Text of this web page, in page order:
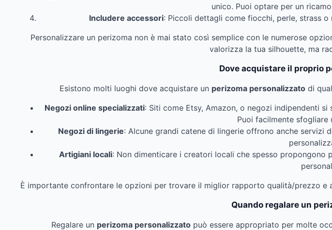
unico. Puoi optare per un
Includere accessori: Piccoli dettagli come fiocchi, perle, strass
Personalizzare un perizoma non è mai stato così semplice con le numerose
valorizza la tua silhouette, ma
Dove acquistare il proprio
Esistono molti luoghi dove acquistare un perizoma personalizzatodi
Negozi online specializzati: Siti come Etsy, Amazon, o negozi indipendenti
Puoi facilmente sfogliare
Negozi di lingerie: Alcune grandi catene di lingerie offrono anche servizi
Artigiani locali: Non dimenticare i creatori locali che spesso
È importante confrontare le opzioni per trovare il miglior rapporto qualità/prezzo
Quando regalare un
Regalare un perizoma personalizzato può essere appropriato per molte